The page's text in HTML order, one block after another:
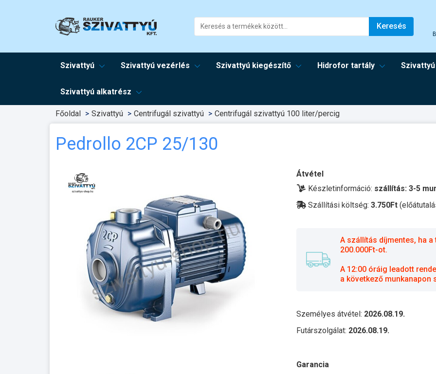
Keresés
Szivattyú Szivattyú vezérlés Szivattyú kiegészítő Hidrofor tartály
Szivattyú alkatrész
Főoldal Szivattyú Centrifugál szivattyú Centrifugál szivattyú 100 liter/percig
Pedrollo 2CP 25/130
Átvétel
Készletinformáció: szállítás: 3-5
Szállítási költség: 3.750Ft
A szállítás díjmentes, ha
200.000Ft-ot.
A 12:00 óráig leadott
a következő munkanapon
Személyes átvétel: 2026.08.19.
Futárszolgálat: 2026.08.19.
Garancia